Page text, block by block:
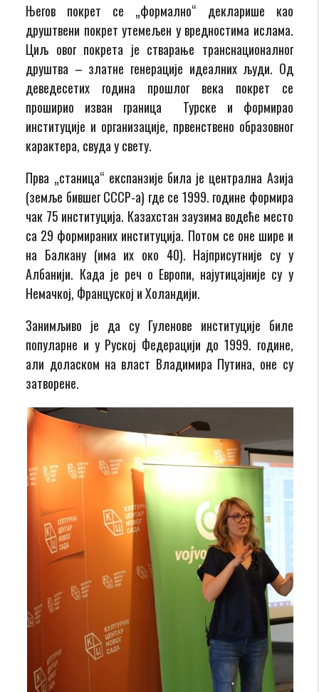
Његов покрет се „формално“ декларише као
друштвени покрет утемељен у вредностима ислама.
Циљ овог покрета је стварање транснационалног
друштва – златне генерације идеалних људи. Од
деведесетих година прошлог века покрет се
проширио изван граница Турске и формирао
институције и организације, првенствено образовног
карактера, свуда у свету.
Прва „станица“ експанзије била је централна Азија
(земље бившег СССР-а) где се 1999. године формира
чак 75 институција. Казахстан заузима водеће место
са 29 формираних институција. Потом се оне шире и
на Балкану (има их око 40). Најприсутније су у
Албанији. Када је реч о Европи, најутицајније су у
Немачкој, Француској и Холандији.
Занимљиво је да су Гуленове институције биле
популарне и у Руској Федерацији до 1999. године,
али доласком на власт Владимира Путина, оне су
затворене.